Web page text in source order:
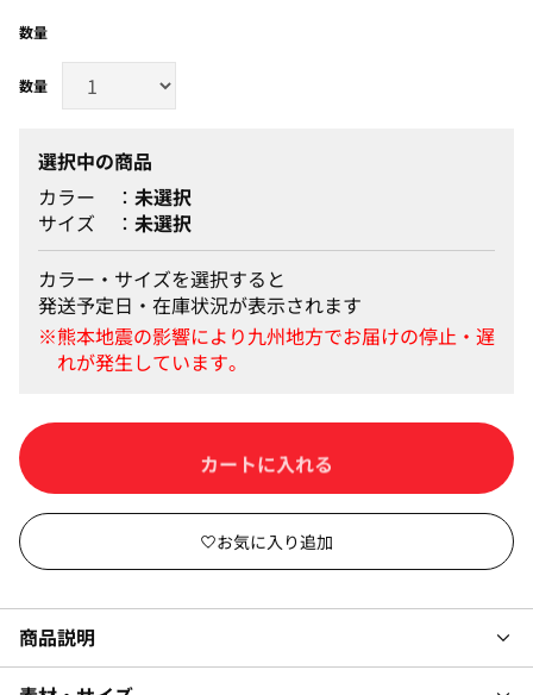
数量
選択中の商品
カラー
未選択
サイズ
未選択
カラー・サイズを選択すると
発送予定日・在庫状況が表示されます
カートに入れる
商品説明